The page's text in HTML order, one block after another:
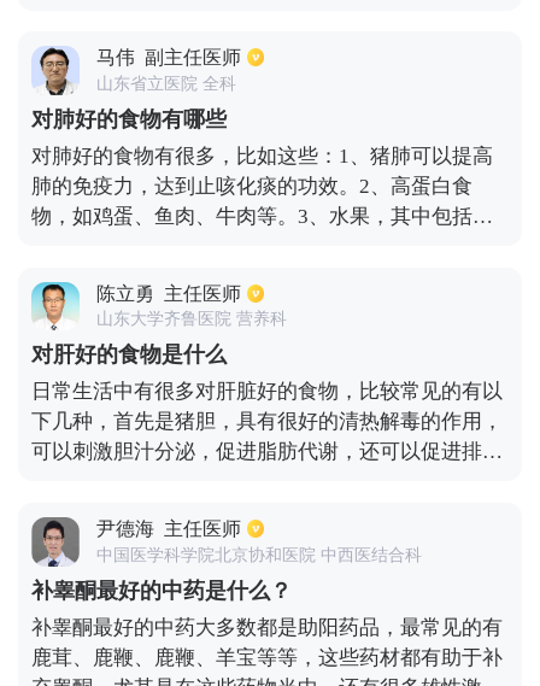
用。3、枇杷果，枇杷果中也有生津止渴的功效。
马伟 副主任医师
山东省立医院 全科
对肺好的食物有哪些
对肺好的食物有很多，比如这些：1、猪肺可以提高
肺的免疫力，达到止咳化痰的功效。2、高蛋白食
物，如鸡蛋、鱼肉、牛肉等。3、水果，其中包括雪
菜，多吃纤维化的蔬菜，有清肺的作用，还有枇杷叶
和水果茶都可以清肺。
陈立勇 主任医师
山东大学齐鲁医院 营养科
对肝好的食物是什么
日常生活中有很多对肝脏好的食物，比较常见的有以
下几种，首先是猪胆，具有很好的清热解毒的作用，
可以刺激胆汁分泌，促进脂肪代谢，还可以促进排
高机体免疫力，促进新陈代谢；然后还有一些富含蛋
白质的食物，比如豆腐、牛奶等，都是可以有清热解
毒、生津润燥等作用；还有就是洋葱，具有很好的杀
菌作用，可以促进毒素排除，对于降低血脂也有一定
的作用。
尹德海 主任医师
中国医学科学院北京协和医院 中西医结合科
补睾酮最好的中药是什么？
补睾酮最好的中药大多数都是助阳药品，最常见的有
鹿茸、鹿鞭、鹿鞭、羊宝等等，这些药材都有助于补